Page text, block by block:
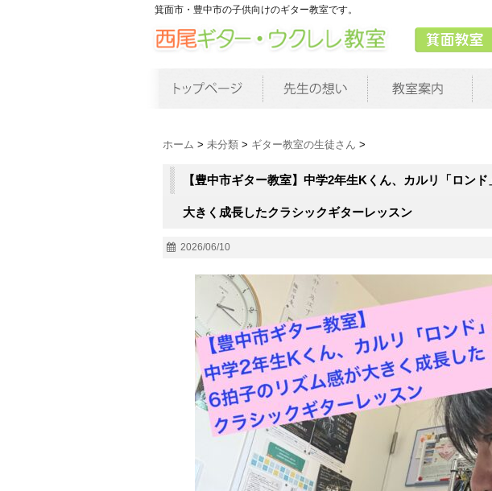
箕面市・豊中市の子供向けのギター教室です。
ホーム > 未分類 > ギター教室の生徒さん >
【豊中市ギター教室】中学2年生Kくん、カルリ「ロン
大きく成長したクラシックギターレッスン
2026/06/10